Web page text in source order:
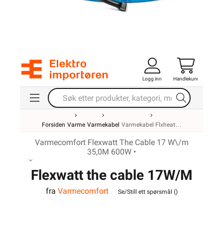
Logg inn Handlekurv
Forsiden Varme Varmekabel Varmekabel Flxheat
Varmecomfort Flexwatt The Cable 17 W\/m
35,0M 600W •
Flexwatt the cable 17W/M
600w 35m
fra Varmecomfort Se/Still ett spørsmål ()